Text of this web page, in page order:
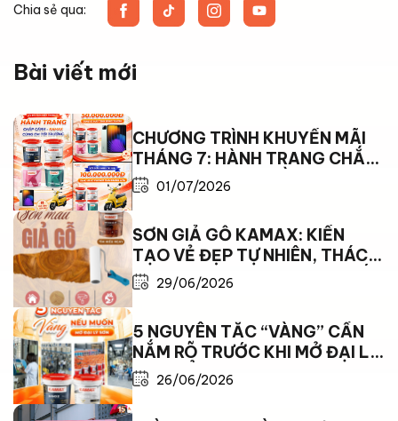
Chia sẻ qua:
Bài viết mới
CHƯƠNG TRÌNH KHUYẾN MÃI
THÁNG 7: HÀNH TRANG CHẮP
CÁNH – KAMAX ĐỒNG HÀNH
CÙNG EM TỚI TRƯỜNG
01/07/2026
SƠN GIẢ GỖ KAMAX: KIẾN
TẠO VẺ ĐẸP TỰ NHIÊN, THÁCH
THỨC MỌI GIỚI HẠN THỜI TIẾT
29/06/2026
5 NGUYÊN TẮC “VÀNG” CẦN
NẮM RÕ TRƯỚC KHI MỞ ĐẠI LÝ
SƠN ĐỂ BỨT PHÁ DOANH THU
26/06/2026